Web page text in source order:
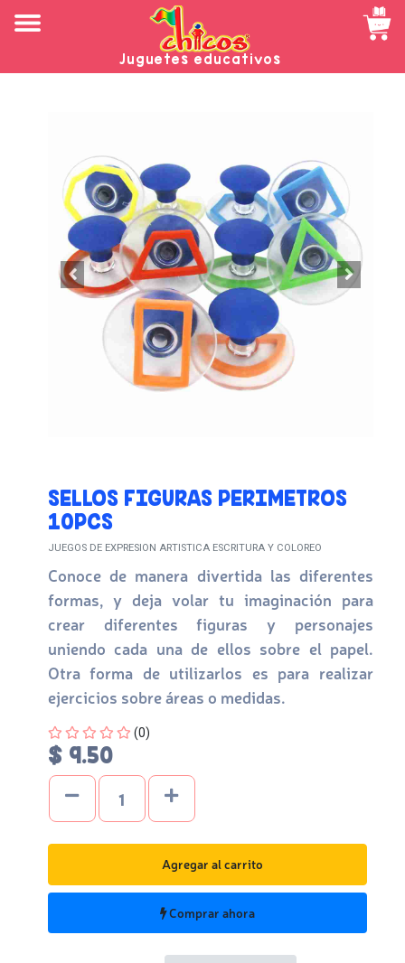
Juguetes educativos
SELLOS FIGURAS PERIMETROS
10PCS
JUEGOS DE EXPRESION ARTISTICA ESCRITURA Y COLOREO
Conoce de manera divertida las diferentes
formas, y deja volar tu imaginación para
crear diferentes figuras y personajes
uniendo cada una de ellos sobre el papel.
Otra forma de utilizarlos es para realizar
ejercicios sobre áreas o medidas.
Four out of Five Stars
(0)
$ 9.50
Agregar al carrito
Comprar ahora